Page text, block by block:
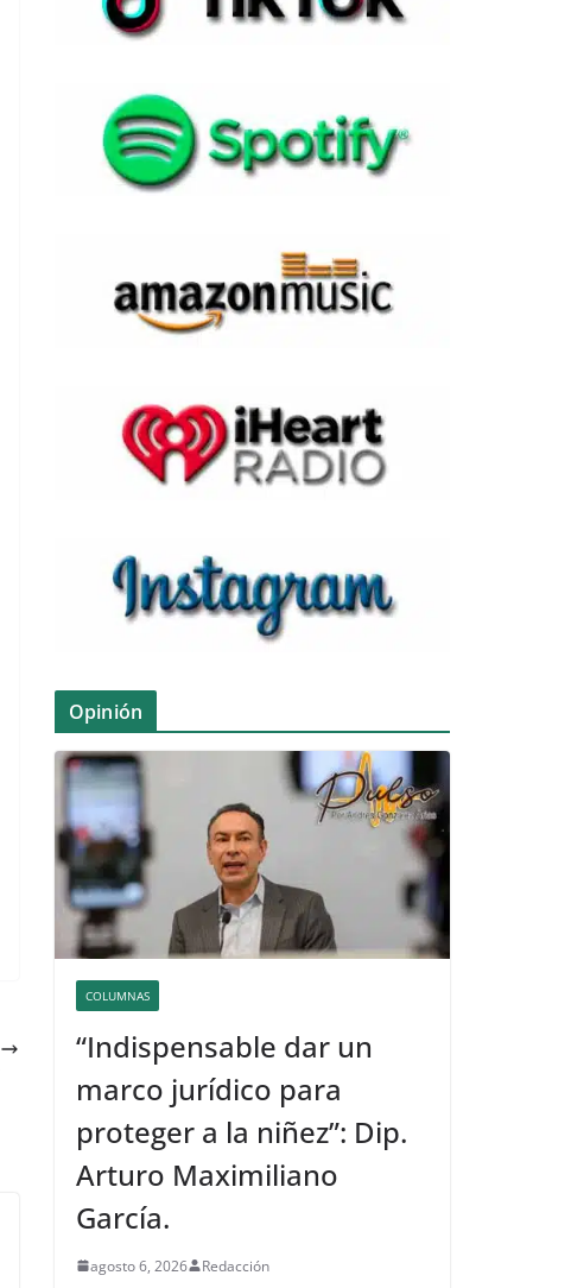
Opinión
COLUMNAS
“Indispensable dar un
marco jurídico para
proteger a la niñez”: Dip.
Arturo Maximiliano
García.
agosto 6, 2026 Redacción